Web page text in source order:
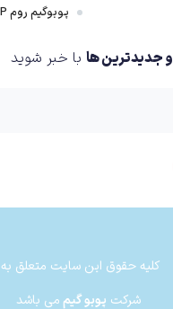
پوبوگیم روم VIP
جدیدترین ها با خبر شوید
کلیه حقوق این سایت متعلق به
شرکت پوبو گیممی باشد